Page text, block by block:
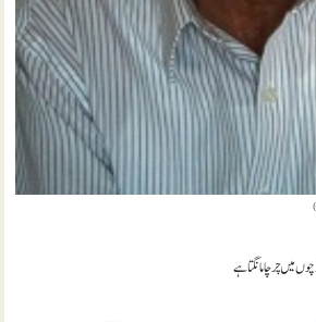
میں چرچا مانگتا ہے